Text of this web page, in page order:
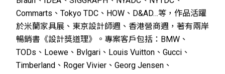
Commarts、Tokyo TDC、HOW、D&AD…等，作品活躍
於米蘭家具展、東京設計師週、香港營商週，著有兩岸
暢銷書《設計獎道理》。專案客戶包括：BMW、
TODs、Loewe、Bvlgari、Louis Vuitton、Gucci、
Timberland、Roger Vivier、Georg Jensen、